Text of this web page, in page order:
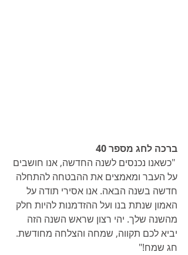
ברכה לחג מספר 40
"כשאנו נכנסים לשנה החדשה, אנו חושבים
על העבר ומאמצים את ההבטחה להתחלה
חדשה בשנה הבאה. אנו אסירי תודה על
האמון שנתת בנו ועל ההזדמנות להיות חלק
מהשנה שלך. יהי רצון שראש השנה הזה
יביא לכם תקווה, שמחה והצלחה מחודשת.
חג שמח!"